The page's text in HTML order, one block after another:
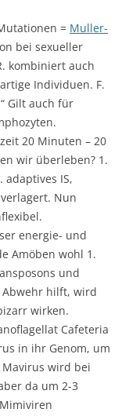
= Muller-
bei sexueller
kombiniert auch
Individuen. F.
Gilt auch für
20 Minuten – 20
wir überleben? 1.
adaptives IS,
Nun
energie- und
Amöben wohl 1.
und
Abwehr hilft, wird
wirken.
Cafeteria
in ihr Genom, um
wird bei
da um 2-3